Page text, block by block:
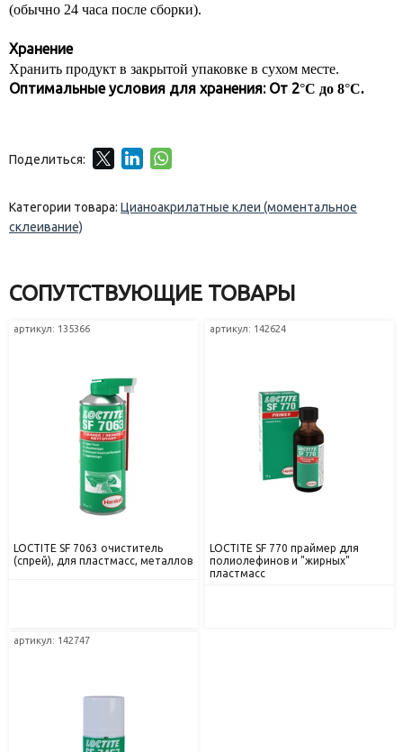
(обычно 24 часа после сборки).
Хранение
Хранить продукт в закрытой упаковке в сухом месте.
Оптимальные условия для хранения: От 2°C до 8°C.
Поделиться:
Категории товара: Цианоакрилатные клеи (моментальное
склеивание)
СОПУТСТВУЮЩИЕ ТОВАРЫ
артикул: 135366
LOCTITE SF 7063 очиститель
(спрей), для пластмасс, металлов
артикул: 142624
LOCTITE SF 770 праймер для
полиолефинов и "жирных"
пластмасс
артикул: 142747